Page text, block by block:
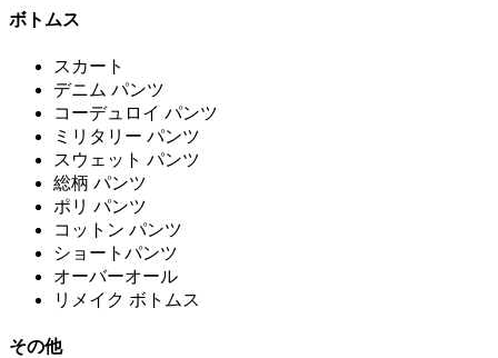
ボトムス
スカート
デニム パンツ
コーデュロイ パンツ
ミリタリー パンツ
スウェット パンツ
総柄 パンツ
ポリ パンツ
コットン パンツ
ショートパンツ
オーバーオール
リメイク ボトムス
その他